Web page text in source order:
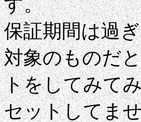
保証期間は過
対象のものだ
トをしてみて
セットしてま